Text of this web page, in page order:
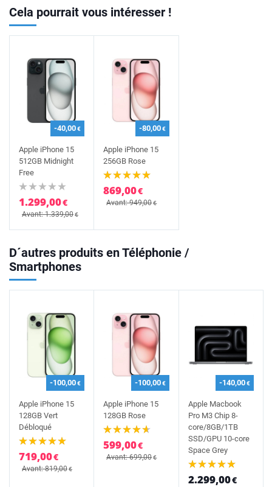
Cela pourrait vous intéresser !
-40,00€
Apple iPhone 15
512GB Midnight
Free
1.299,00€
Avant: 1.339,00€
-80,00€
Apple iPhone 15
256GB Rose
869,00€
Avant: 949,00€
D´autres produits en Téléphonie /
Smartphones
-100,00€
Apple iPhone 15
128GB Vert
Débloqué
719,00€
Avant: 819,00€
-100,00€
Apple iPhone 15
128GB Rose
599,00€
Avant: 699,00€
-140,00€
Apple Macbook
Pro M3 Chip 8-
core/8GB/1TB
SSD/GPU 10-core
Space Grey
2.299,00€